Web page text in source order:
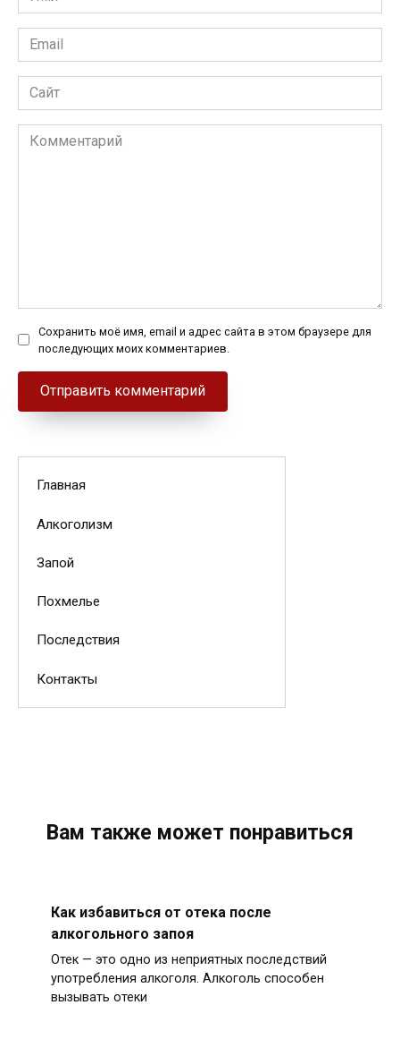
*
Email
*
Сайт
Комментарий
Сохранить моё имя, email и адрес сайта в этом браузере для
последующих моих комментариев.
Главная
Алкоголизм
Запой
Похмелье
Последствия
Контакты
Вам также может понравиться
Как избавиться от отека после
алкогольного запоя
Отек — это одно из неприятных последствий
употребления алкоголя. Алкоголь способен
вызывать отеки